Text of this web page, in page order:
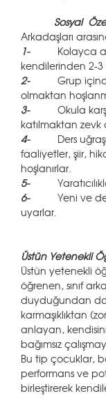
Sosyal
Arkadaşları
1- Kolayca
kendilerinden 2-
2- Grup
olmaktan
3- Okula
katılmaktan zevk
4- Ders
faaliyetler, şiir,
hoşlanırlar.
5-
6- Yeni ve
uyarlar.
Üstün Yetenekli
Üstün yetenekli
öğrenen, sınıf
duyduğundan
karmaşıklıktan
anlayan,
bağımsız
Bu tip çocuklar,
performans ve
birleştirerek